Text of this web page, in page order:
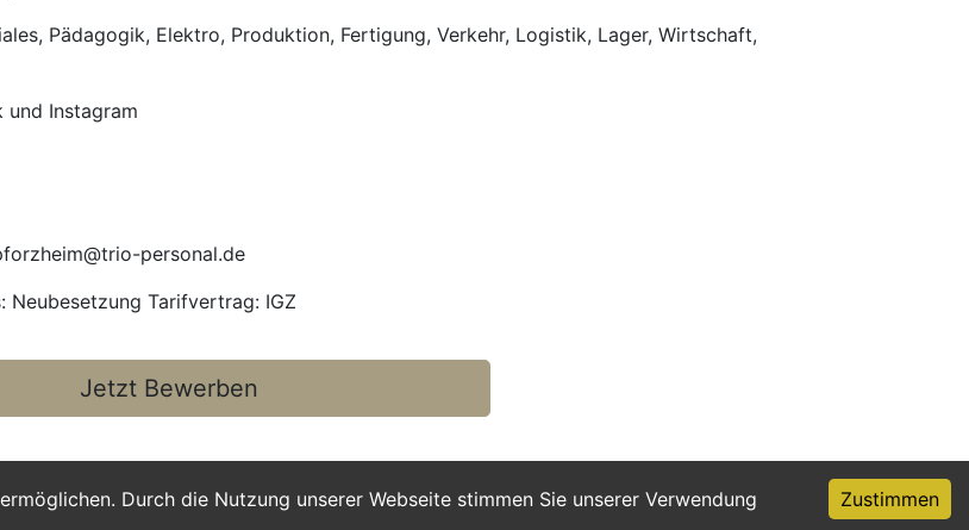
Durch die Nutzung unserer Webseite stimmen Sie unserer Verwendung
Zustimmen
Pädagogik, Elektro, Produktion, Fertigung, Verkehr, Logistik, Lager, Wirtschaft,
und Instagram
personal.de
Tarifvertrag: IGZ
Jetzt Bewerben